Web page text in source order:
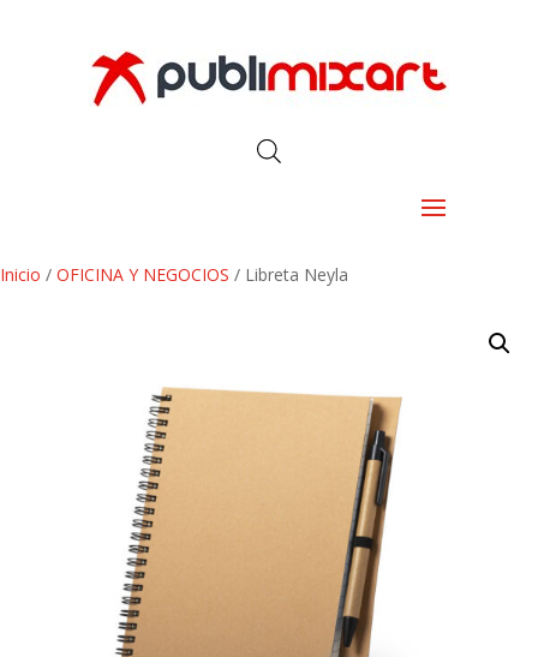
Inicio / OFICINA Y NEGOCIOS / Libreta Neyla